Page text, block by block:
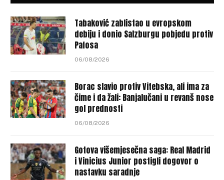
Tabaković zablistao u evropskom
debiju i donio Salzburgu pobjedu protiv
Pafosa
06/08/2026
Borac slavio protiv Vitebska, ali ima za
čime i da žali: Banjalučani u revanš nose
gol prednosti
06/08/2026
Gotova višemjesečna saga: Real Madrid
i Vinicius Junior postigli dogovor o
nastavku saradnje